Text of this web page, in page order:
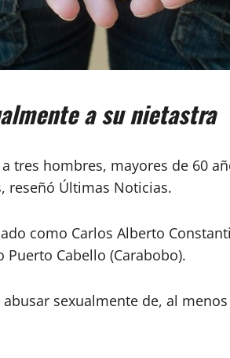
a su nietastra
tres hombres, mayores de 60
reseñó Últimas Noticias.
como Carlos Alberto
Cabello (Carabobo).
sexualmente de, al